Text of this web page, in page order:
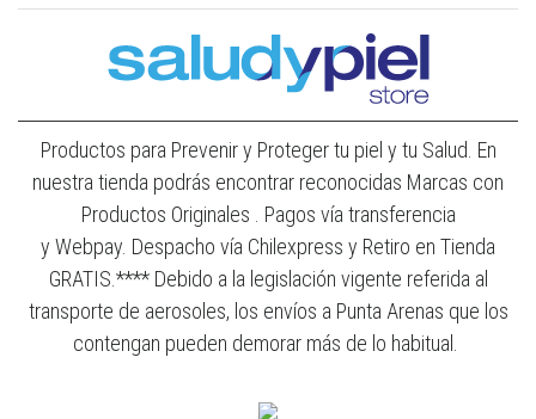
Productos para Prevenir y Proteger tu piel y tu Salud. En
nuestra tienda podrás encontrar reconocidas Marcas con
Productos Originales . Pagos vía transferencia
y Webpay. Despacho vía Chilexpress y Retiro en Tienda
GRATIS.**** Debido a la legislación vigente referida al
transporte de aerosoles, los envíos a Punta Arenas que los
contengan pueden demorar más de lo habitual.